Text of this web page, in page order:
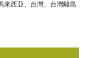
來西亞、台灣、台灣離島